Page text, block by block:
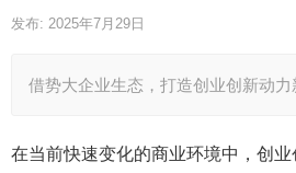
发布: 2025年7月29日
借势大企业生态，打造创业创新动力
在当前快速变化的商业环境中，创